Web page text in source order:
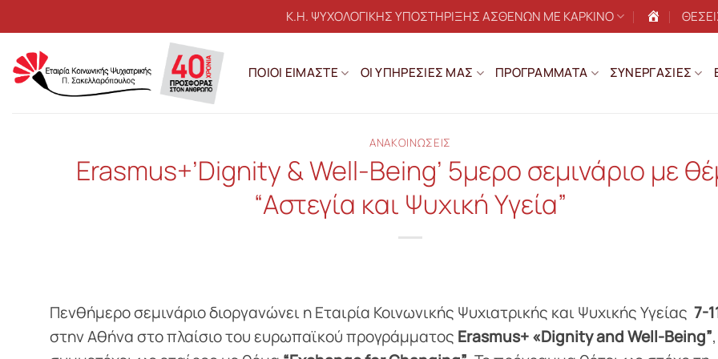
στο
περιεχόμενο
Κ.Η. ΨΥΧΟΛΟΓΙΚΗΣ ΥΠΟΣΤΗΡΙΞΗΣ ΑΣΘΕΝΩΝ ΜΕ ΚΑΡΚΙΝΟ Αρχική
ΠΟΙΟΙ ΕΙΜΑΣΤΕ ΟΙ ΥΠΗΡΕΣΙΕΣ ΜΑΣ ΠΡΟΓΡΑΜΜΑΤΑ ΣΥΝΕΡΓΑΣΙΕΣ
ΑΝΑΚΟΙΝΩΣΕΙΣ
Erasmus+’Dignity & Well-Being’ 5μερο σεμινάριο με
“Αστεγία και Ψυχική Υγεία”
Πενθήμερο σεμινάριο διοργανώνει η Εταιρία Κοινωνικής Ψυχιατρικής και Ψυχικής Υγείας 7-
στην Αθήνα στο πλαίσιο του ευρωπαϊκού προγράμματος Erasmus+ «Dignity and Well-Being”